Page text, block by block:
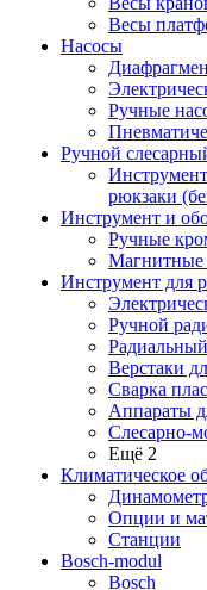
Весы
Насосы
Ручные
Ручной
рюкзаки
Инструмент и
Ручные
Магнитные
Инструмент для
Ручной
Верстаки
Сварка
Аппараты
Слесарно-
Ещё 2
Климатическое
Опции и
Станции
Bosch-modul
Bosch